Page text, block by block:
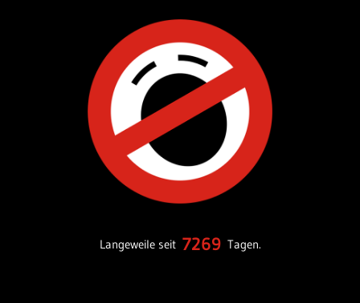
Langeweile seit 7269 Tagen.